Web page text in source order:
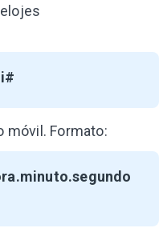
móvil. Formato: